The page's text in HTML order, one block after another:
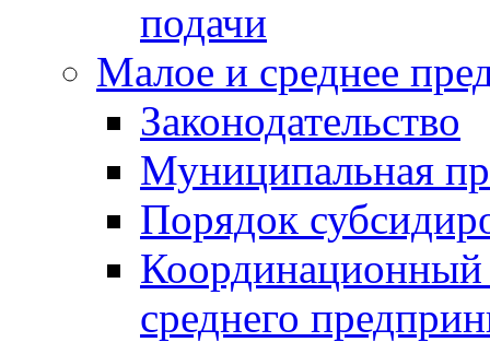
подачи
Малое и среднее
Законодательство
Муниципальная
Порядок
Координационный
среднего